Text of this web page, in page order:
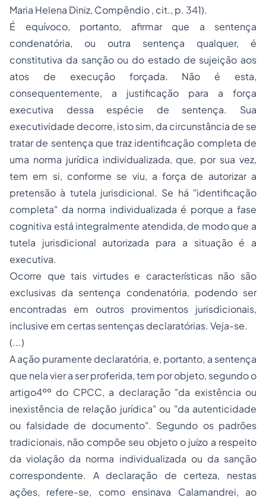
Maria Helena Diniz, Compêndio, cit., p. 341).
É equívoco, portanto, afirmar que a sentença
condenatória, ou outra sentença qualquer, é
constitutiva da sanção ou do estado de sujeição aos
atos de execução forçada. Não é esta,
consequentemente, a justificação para a força
executiva dessa espécie de sentença. Sua
executividade decorre, isto sim, da circunstância de se
tratar de sentença que traz identificação completa de
uma norma jurídica individualizada, que, por sua vez,
tem em si, conforme se viu, a força de autorizar a
pretensão à tutela jurisdicional. Se há "identificação
completa" da norma individualizada é porque a fase
cognitiva está integralmente atendida, de modo que a
tutela jurisdicional autorizada para a situação é a
executiva.
Ocorre que tais virtudes e características não são
exclusivas da sentença condenatória, podendo ser
encontradas em outros provimentos jurisdicionais,
inclusive em certas sentenças declaratórias. Veja-se.
(...)
A ação puramente declaratória, e, portanto, a sentença
que nela vier a ser proferida, tem por objeto, segundo o
artigo4ºº do CPCC, a declaração "da existência ou
inexistência de relação jurídica" ou "da autenticidade
ou falsidade de documento". Segundo os padrões
tradicionais, não compõe seu objeto o juízo a respeito
da violação da norma individualizada ou da sanção
correspondente. A declaração de certeza, nestas
ações, refere-se, como ensinava Calamandrei, ao